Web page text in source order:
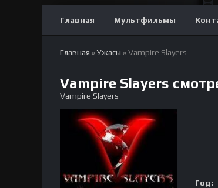
Главная Мультфильмы
Главная »Ужасы » Vampire Slayers
Vampire Slayers
Vampire Slayers
Год: